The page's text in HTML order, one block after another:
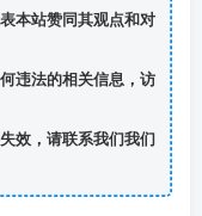
本站赞同其观点和对
违法的相关信息，访
效，请联系我们我们